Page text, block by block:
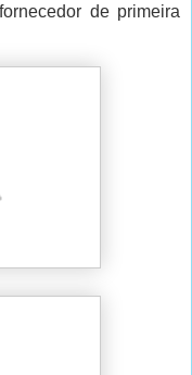
de primeira